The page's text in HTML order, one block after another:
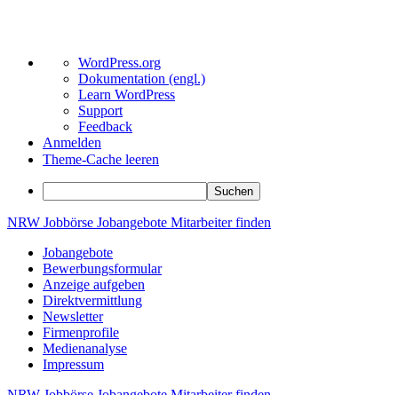
Über
WordPress
WordPress.org
Dokumentation (engl.)
Learn WordPress
Support
Feedback
Anmelden
Theme-Cache leeren
Suchen
Zum
springen
NRW Jobbörse Jobangebote Mitarbeiterfinden
Jobangebote
Bewerbungsformular
Anzeige aufgeben
Direktvermittlung
Newsletter
Firmenprofile
Medienanalyse
Impressum